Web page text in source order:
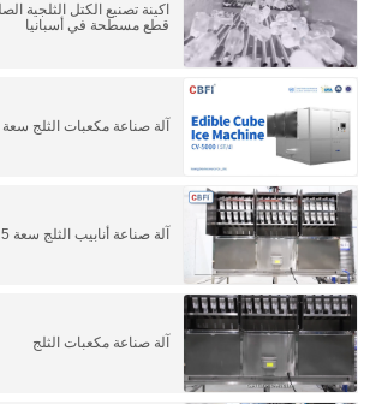
قطع مسطحة في أسبانيا
آلة صناعة مكعبات الثلج سعة 5 طن (CV5000)
آلة صناعة أنابيب الثلج سعة 5 طن (CV5000)
آلة صناعة مكعبات الثلج